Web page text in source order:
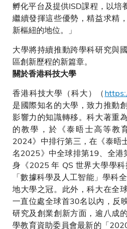
孵化平台及提供ISD課程，以培
繼續發揮這些優勢，精益求精
新樞紐的地位。」
大學將持續推動跨學科研究與
區創新歷程的新篇章。
關於香港科技大學
香港科技大學（科大）（
是國際知名的大學，致力推動
影響力的知識轉移。科大著重
的教學，於《泰晤士高等教
2024》中排行第三，在《泰晤
名2025》中全球排第19、全港
身《2025 年 QS 世界大學學
「數據科學及人工智能」學科
地大學之冠。此外，科大在全
一直位處全球首30名以內，反
研究及創業創新方面，逾八成
學教育資助委員會最新的「